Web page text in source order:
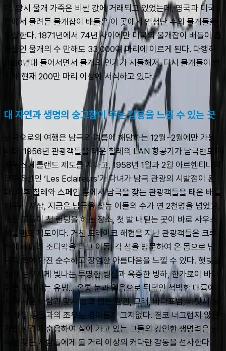
다. 당시 물개 가죽은 비싼 값에 거래되고 있었는데, 영국과 미국
등에서 몰려든 물개잡이 배들은 이 곳에서 엄청난 수의 물개들을
도살한다. 1871년에서 74년 사이에만 미국의 물개잡이 배들이 잡
아들인 물개의 수 만해도 33,000여 마리에 이르게 된다. 다행히
1880년대 들어서면서 물개의 인기가 시들해져, 다시 물개들이 번
식해 현재 200만 마리 이상이 서식하고 있다.
대 자연과 생명의 숭고함이 주는 감동을 느낄 수 있는 곳
남극으로의 여행은 남극의 여름에 해당하는 12월~2월에만 가능
하다. 1956년 관광객들을 태운 칠레의 LAN 항공기가 남극반도와
사우스 셰틀랜드 제도를 지나고, 1958년 1월과 2월 아르헨티나의
크루즈선인 ‘Les Eclaireurs’가 다녀가 남극 관광의 시발점이 된
다. 이후 칠레와 스페인 등에서 남극을 찾는 관광객들을 태운 배를
띄우기 시작, 지금은 남극을 찾는 이들의 수가 연 2천명을 넘었고,
보통 그들이 첫 랜딩을 하는 장소, 첫 발 내딛는 곳이 바로 사우스
셰틀랜드 제도이다. 거친 드레이크 해협을 지난 관광객들은 크루
즈에서 내려 조디악을 타고 이동, 각 섬을 방문하여 온 몸으로 남
극 대륙이 가진 순수하고 장엄한 아름다움을 느낄 수 있다. 햇빛을
받아 눈부시게 빛나는 투명한 빙산과 육중한 빙하, 한가로이 바다
위를 떠다니는 유빙… 온통 눈과 얼음으로 뒤덮인 척박한 대륙에
서 매서운 바람과 맞서 살고 있는 펭귄, 고래, 바다표범, 바닷새 등
의 해양 동물과의 조우는 경이롭기 그지없다. 결코 너그럽지 않은
자연 환경에 순응하여 살아 가고 있는 그들의 강인한 생명력은 남
극을 찾는 사람들에게 볼 거리 이상의 커다란 감동을 선사한다.